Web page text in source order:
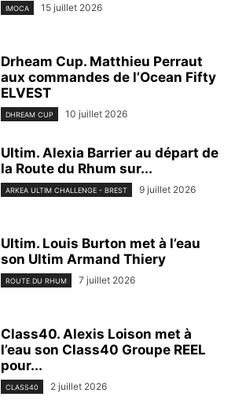
IMOCA 15 juillet 2026
Drheam Cup. Matthieu Perraut
aux commandes de l’Ocean Fifty
ELVEST
DHREAM CUP 10 juillet 2026
Ultim. Alexia Barrier au départ de
la Route du Rhum sur...
ARKEA ULTIM CHALLENGE - BREST 9 juillet 2026
Ultim. Louis Burton met à l’eau
son Ultim Armand Thiery
ROUTE DU RHUM 7 juillet 2026
Class40. Alexis Loison met à
l’eau son Class40 Groupe REEL
pour...
CLASS40 2 juillet 2026